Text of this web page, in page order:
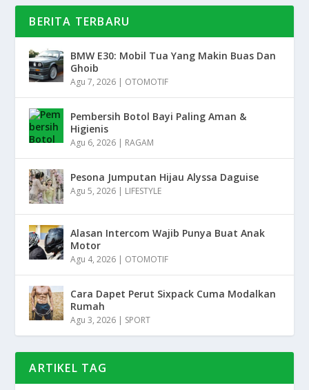
BERITA TERBARU
BMW E30: Mobil Tua Yang Makin Buas Dan
Ghoib
Agu 7, 2026 OTOMOTIF
Pembersih Botol Bayi Paling Aman &
Higienis
Agu 6, 2026 RAGAM
Pesona Jumputan Hijau Alyssa Daguise
Agu 5, 2026 LIFESTYLE
Alasan Intercom Wajib Punya Buat Anak
Motor
Agu 4, 2026 OTOMOTIF
Cara Dapet Perut Sixpack Cuma Modalkan
Rumah
Agu 3, 2026 SPORT
ARTIKEL TAG